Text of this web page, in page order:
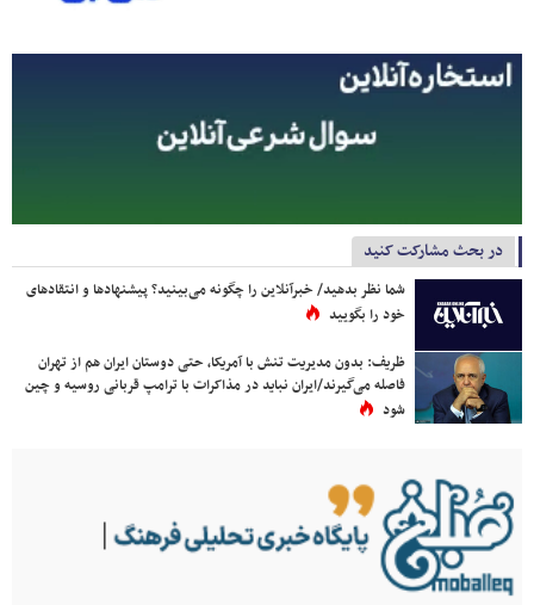
در بحث مشارکت کنید
شما نظر بدهید/ خبرآنلاین را چگونه می‌بینید؟ پیشنهادها و انتقادهای
خود را بگویید
ظریف: بدون مدیریت تنش با آمریکا، حتی دوستان ایران هم از تهران
فاصله می‌گیرند/ایران نباید در مذاکرات با ترامپ قربانی روسیه و چین
شود